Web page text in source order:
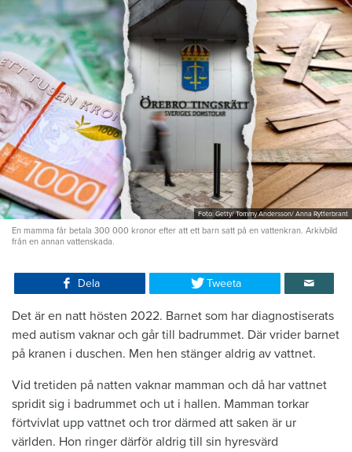
Foto: Getty/ Tommy Andersson/ Anna Rytterbrant
En mamma får betala 300 000 kronor efter att ett barn satt på en vattenkran. Arkivbild
från en annan vattenskada.
Dela Tweeta
Det är en natt hösten 2022. Barnet som har diagnostiserats
med autism vaknar och går till badrummet. Där vrider barnet
på kranen i duschen. Men hen stänger aldrig av vattnet.
Vid tretiden på natten vaknar mamman och då har vattnet
spridit sig i badrummet och ut i hallen. Mamman torkar
förtvivlat upp vattnet och tror därmed att saken är ur
världen. Hon ringer därför aldrig till sin hyresvärd